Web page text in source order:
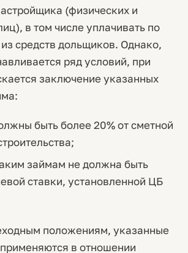
(физических и
в том числе уплачивать по
средств дольщиков. Однако,
ряд условий, при
заключение указанных
быть более 20% от сметной
займам не должна быть
ставки, установленной ЦБ
положениям, указанные
в отношении